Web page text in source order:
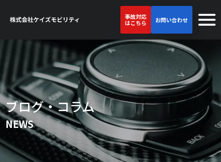
事故対応
はこちら
お問い合わせ
ブログ・コラム
NEWS